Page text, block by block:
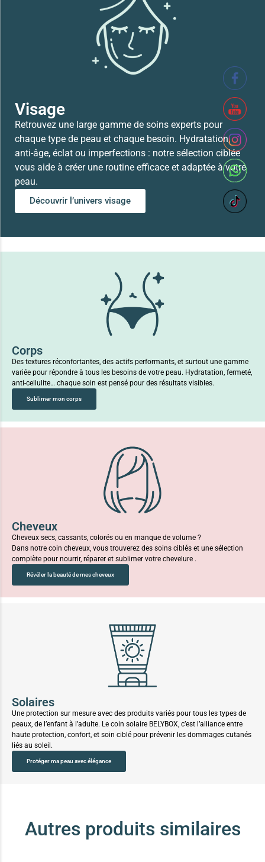
SVR XERIAL FISSURES ET CREVASSES
Visage
Retrouvez une large gamme de soins experts pour
chaque type de peau et chaque besoin. Hydratation,
anti-âge, éclat ou imperfections : notre sélection ciblée
vous aide à créer une routine efficace et adaptée à votre
peau.
Découvrir l’univers visage
Corps
Des textures réconfortantes, des actifs performants, et surtout une gamme
variée pour répondre à tous les besoins de votre peau. Hydratation, fermeté,
anti-cellulite… chaque soin est pensé pour des résultats visibles.
Sublimer mon corps
Cheveux
Cheveux secs, cassants, colorés ou en manque de volume ?
Dans notre coin cheveux, vous trouverez des soins ciblés et une sélection
complète pour nourrir, réparer et sublimer votre chevelure .
Révéler la beauté de mes cheveux
Solaires
Une protection sur mesure avec des produits variés pour tous les types de
peaux, de l’enfant à l’adulte. Le coin solaire BELYBOX, c’est l’alliance entre
haute protection, confort, et soin ciblé pour prévenir les dommages cutanés
liés au soleil.
Protéger ma peau avec élégance
Autres produits similaires